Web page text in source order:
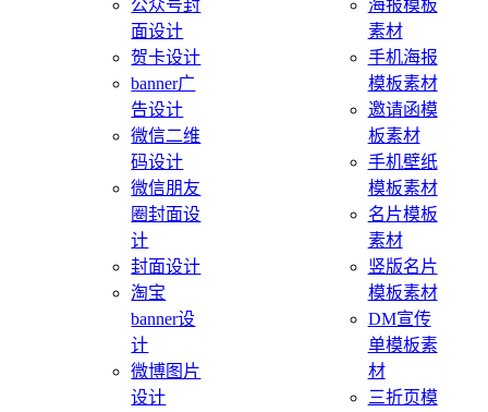
公众号封
面设计
贺卡设计
banner广
告设计
微信二维
码设计
微信朋友
圈封面设
计
封面设计
淘宝
banner设
计
微博图片
设计
海报模板
素材
手机海报
模板素材
邀请函模
板素材
手机壁纸
模板素材
名片模板
素材
竖版名片
模板素材
DM宣传
单模板素
材
三折页模